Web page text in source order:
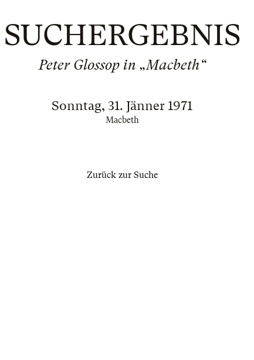
SUCHERGEBNIS
Peter Glossop in „Macbeth“
Sonntag, 31. Jänner 1971
Macbeth
Zurück zur Suche